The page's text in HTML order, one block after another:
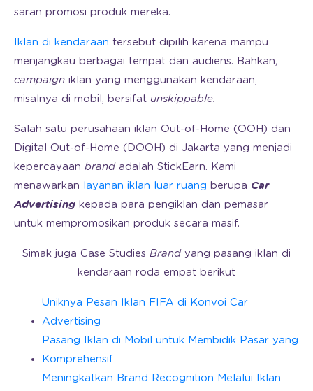
saran promosi produk mereka.
Iklan di kendaraan tersebut dipilih karena mampu
menjangkau berbagai tempat dan audiens. Bahkan,
campaign iklan yang menggunakan kendaraan,
misalnya di mobil, bersifat unskippable.
Salah satu perusahaan iklan Out-of-Home (OOH) dan
Digital Out-of-Home (DOOH) di Jakarta yang menjadi
kepercayaan brand adalah StickEarn. Kami
menawarkan layanan iklan luar ruang berupa Car
Advertising kepada para pengiklan dan pemasar
untuk mempromosikan produk secara masif.
Simak juga Case Studies Brand yang pasang iklan di
kendaraan roda empat berikut
Uniknya Pesan Iklan FIFA di Konvoi Car
Advertising
Pasang Iklan di Mobil untuk Membidik Pasar yang
Komprehensif
Meningkatkan Brand Recognition Melalui Iklan